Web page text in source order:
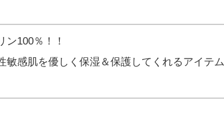
ン100％！！
敏感肌を優しく保湿＆保護してくれるアイテム